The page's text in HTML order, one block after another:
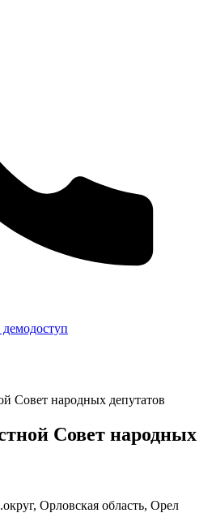
Совет народных депутатов
Совет народных
Орловская область, Орел